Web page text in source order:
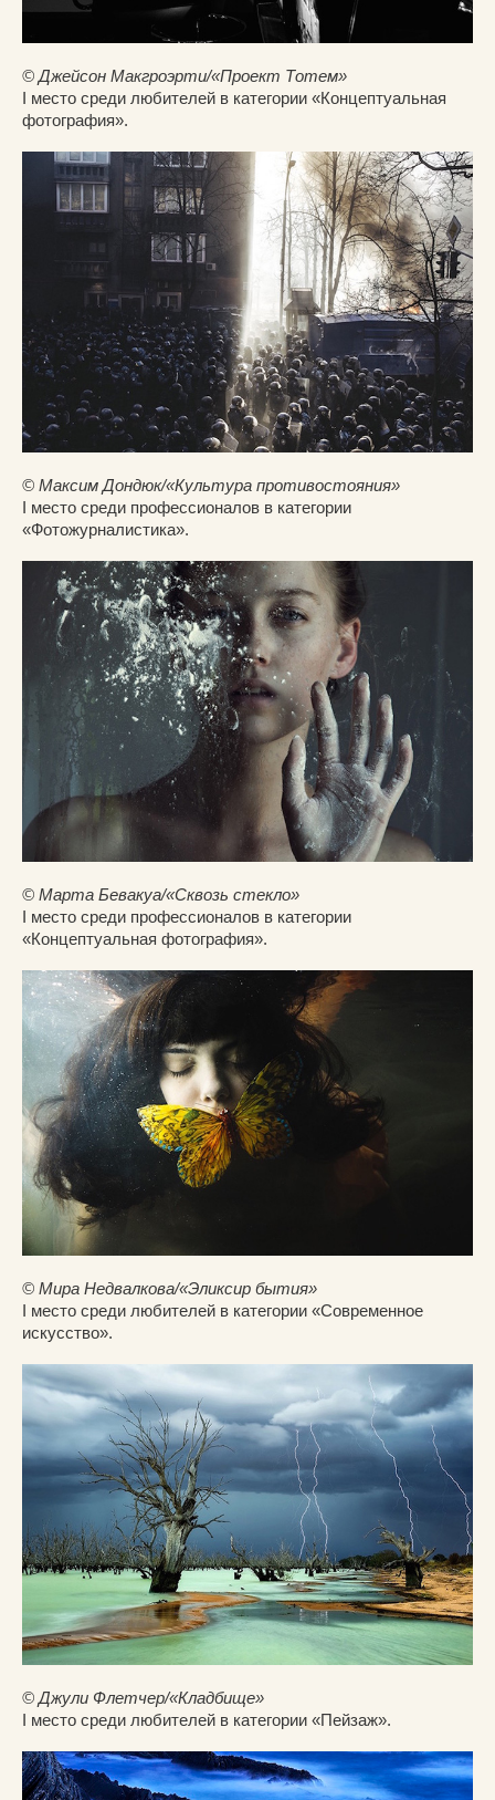
© Джейсон Макгроэрти/«Проект Тотем»
I место среди любителей в категории «Концептуальная
фотография».
© Максим Дондюк/«Культура противостояния»
I место среди профессионалов в категории
«Фотожурналистика».
© Марта Бевакуа/«Сквозь стекло»
I место среди профессионалов в категории
«Концептуальная фотография».
© Мира Недвалкова/«Эликсир бытия»
I место среди любителей в категории «Современное
искусство».
© Джули Флетчер/«Кладбище»
I место среди любителей в категории «Пейзаж».